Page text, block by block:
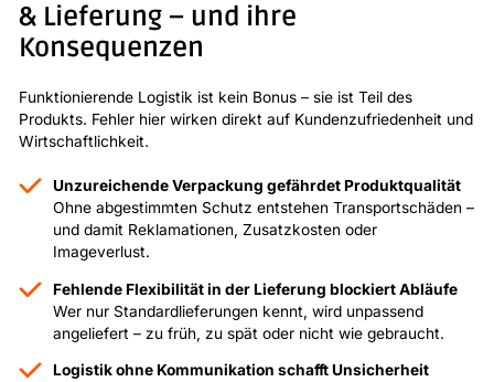
& Lieferung – und ihre
Konsequenzen
Funktionierende Logistik ist kein Bonus – sie ist Teil des
Produkts. Fehler hier wirken direkt auf Kundenzufriedenheit und
Wirtschaftlichkeit.
Unzureichende Verpackung gefährdet Produktqualität
Ohne abgestimmten Schutz entstehen Transportschäden –
und damit Reklamationen, Zusatzkosten oder
Imageverlust.
Fehlende Flexibilität in der Lieferung blockiert Abläufe
Wer nur Standardlieferungen kennt, wird unpassend
angeliefert – zu früh, zu spät oder nicht wie gebraucht.
Logistik ohne Kommunikation schafft Unsicherheit